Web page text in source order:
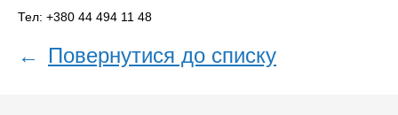
Тел: +380 44 494 11 48
← Повернутися до списку